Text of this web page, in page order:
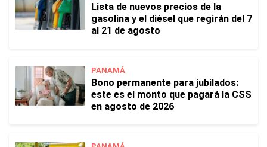
Lista de nuevos precios de la
gasolina y el diésel que regirán del 7
al 21 de agosto
PANAMÁ
Bono permanente para jubilados:
este es el monto que pagará la CSS
en agosto de 2026